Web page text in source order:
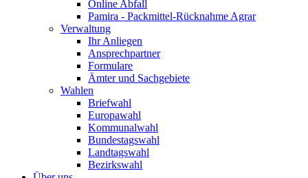
Online Abfall
Pamira - Packmittel-Rücknahme Agrar
Verwaltung
Ihr Anliegen
Ansprechpartner
Formulare
Ämter und Sachgebiete
Wahlen
Briefwahl
Europawahl
Kommunalwahl
Bundestagswahl
Landtagswahl
Bezirkswahl